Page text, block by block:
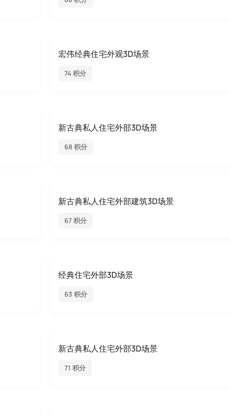
宏伟经典住宅外观3D场景
74 积分
新古典私人住宅外部3D场景
68 积分
新古典私人住宅外部建筑3D场景
67 积分
经典住宅外部3D场景
63 积分
新古典私人住宅外部3D场景
71 积分